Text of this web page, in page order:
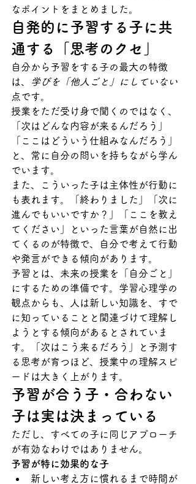
なポイントをまとめました。
自発的に予習する子に共
通する「思考のクセ」
自分から予習をする子の最大の特徴
は、
学びを「他人ごと」にしていない
点です。
授業をただ受け身で聞くのではなく、
「次はどんな内容が来るんだろう」
「ここはどういう仕組みなんだろう」
と、常に自分の問いを持ちながら学ん
でいます。
また、こういった子は主体性が行動に
も表れます。「終わりました」「次に
進んでもいいですか？」「ここを教え
てください」といった言葉が自然に出
てくるのが特徴で、自分で考えて行動
や発言ができる傾向があります。
予習とは、未来の授業を「自分ごと」
にするための準備です。学習心理学の
観点からも、人は新しい知識を、すで
に知っていることと関連づけて理解し
ようとする傾向があるとされていま
す。「次はこう来るだろう」と予測す
る思考が育つほど、授業中の理解スピ
ードは大きく上がります。
予習が合う子・合わない
子は実は決まっている
ただし、すべての子に同じアプローチ
が有効なわけではありません。
予習が特に効果的な子
新しい考え方に慣れるまで時間が